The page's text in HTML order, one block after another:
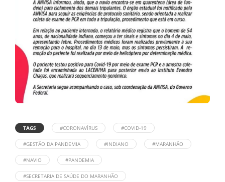
TAGS #CORONAVÍRUS #COVID-19
#GESTÃO DA PANDEMIA #INDIANO #MARANHÃO
#NAVIO #PANDEMIA
#SECRETARIA DE SAÚDE DO MARANHÃO